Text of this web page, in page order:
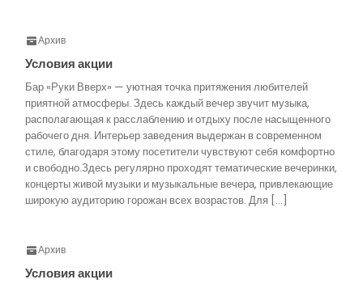
Архив
Условия акции
Бар «Руки Вверх» — уютная точка притяжения любителей
приятной атмосферы. Здесь каждый вечер звучит музыка,
располагающая к расслаблению и отдыху после насыщенного
рабочего дня. Интерьер заведения выдержан в современном
стиле, благодаря этому посетители чувствуют себя комфортно
и свободно.Здесь регулярно проходят тематические вечеринки,
концерты живой музыки и музыкальные вечера, привлекающие
широкую аудиторию горожан всех возрастов. Для […]
Архив
Условия акции